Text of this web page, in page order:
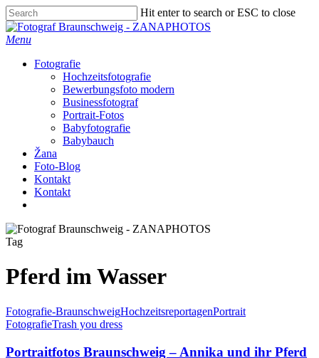
Skip
to
main
Hit enter to search or ESC to close
Close
Search
Menu
Fotografie
Hochzeitsfotografie
Bewerbungsfoto modern
Businessfotograf
Portrait-Fotos
Babyfotografie
Babybauch
Žana
Foto-Blog
Kontakt
Kontakt
Tag
Pferd im Wasser
Fotografie-BraunschweigHochzeitsreportagenPortrait
FotografieTrash you dress
Portraitfotos Braunschweig – Annika und ihr Pferd